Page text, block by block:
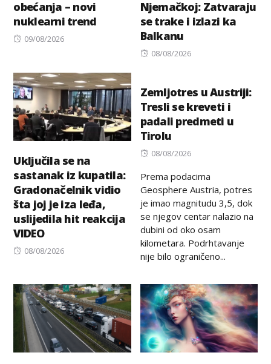
obećanja – novi
nuklearni trend
Posted
09/08/2026
Njemačkoj: Zatvaraju
se trake i izlazi ka
Balkanu
Posted
08/08/2026
Uključila se na
sastanak iz kupatila:
Gradonačelnik vidio
šta joj je iza leđa,
uslijedila hit reakcija
VIDEO
Posted
08/08/2026
Zemljotres u Austriji:
Tresli se kreveti i
padali predmeti u
Tirolu
Posted
08/08/2026
Prema podacima
Geosphere Austria, potres
je imao magnitudu 3,5, dok
se njegov centar nalazio na
dubini od oko osam
kilometara. Podrhtavanje
nije bilo ograničeno...